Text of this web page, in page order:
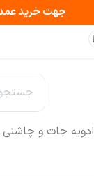
جهت خرید
ادویه جات و چاشنی